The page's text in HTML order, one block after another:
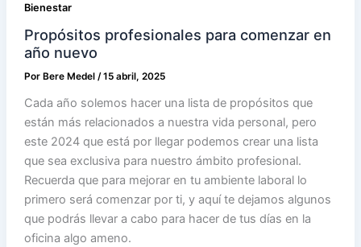
Bienestar
Propósitos profesionales para comenzar en
año nuevo
Por Bere Medel /15 abril, 2025
Cada año solemos hacer una lista de propósitos que
están más relacionados a nuestra vida personal, pero
este 2024 que está por llegar podemos crear una lista
que sea exclusiva para nuestro ámbito profesional.
Recuerda que para mejorar en tu ambiente laboral lo
primero será comenzar por ti, y aquí te dejamos algunos
que podrás llevar a cabo para hacer de tus días en la
oficina algo ameno.